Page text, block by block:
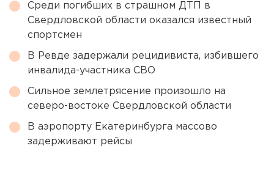
Среди погибших в страшном ДТП в
Свердловской области оказался известный
спортсмен
В Ревде задержали рецидивиста, избившего
инвалида-участника СВО
Сильное землетрясение произошло на
северо-востоке Свердловской области
В аэропорту Екатеринбурга массово
задерживают рейсы